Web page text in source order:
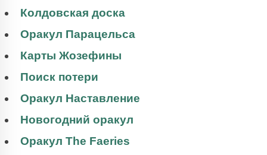
Колдовская доска
Оракул Парацельса
Карты Жозефины
Поиск потери
Оракул Наставление
Новогодний оракул
Оракул The Faeries